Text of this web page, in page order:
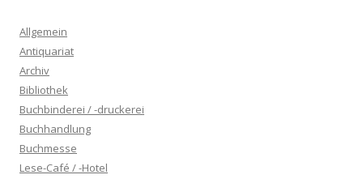
Allgemein
Antiquariat
Archiv
Bibliothek
Buchbinderei / -druckerei
Buchhandlung
Buchmesse
Lese-Café / -Hotel